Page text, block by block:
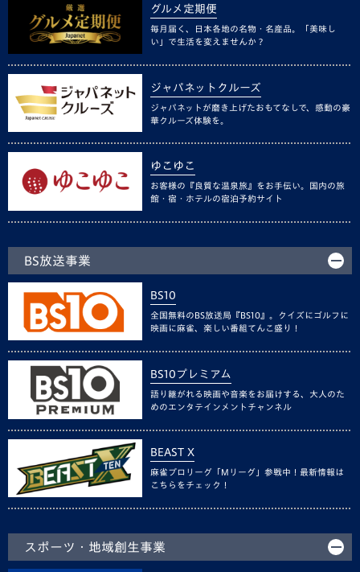
グルメ定期便
毎月届く、日本各地の名物・名産品。「美味し
い」で生活を変えませんか？
ジャパネットクルーズ
ジャパネットが磨き上げたおもてなしで、感動の豪
華クルーズ体験を。
ゆこゆこ
お客様の『良質な温泉旅』をお手伝い。国内の旅
館・宿・ホテルの宿泊予約サイト
BS放送事業
BS10
全国無料のBS放送局『BS10』。クイズにゴルフに
映画に麻雀、楽しい番組てんこ盛り！
BS10プレミアム
語り継がれる映画や音楽をお届けする、大人のた
めのエンタテインメントチャンネル
BEAST X
麻雀プロリーグ「Mリーグ」参戦中！最新情報は
こちらをチェック！
スポーツ・地域創生事業